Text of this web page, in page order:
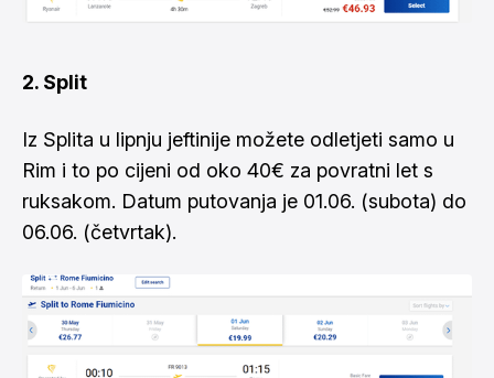
2. Split
Iz Splita u lipnju jeftinije možete odletjeti samo u
Rim i to po cijeni od oko 40€ za povratni let s
ruksakom. Datum putovanja je 01.06. (subota) do
06.06. (četvrtak).